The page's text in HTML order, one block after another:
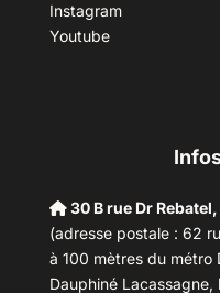
Instagram
Youtube
30 B rue Dr
(adresse postale : 62
à 100 mètres du métro
Dauphiné Lacassagne,